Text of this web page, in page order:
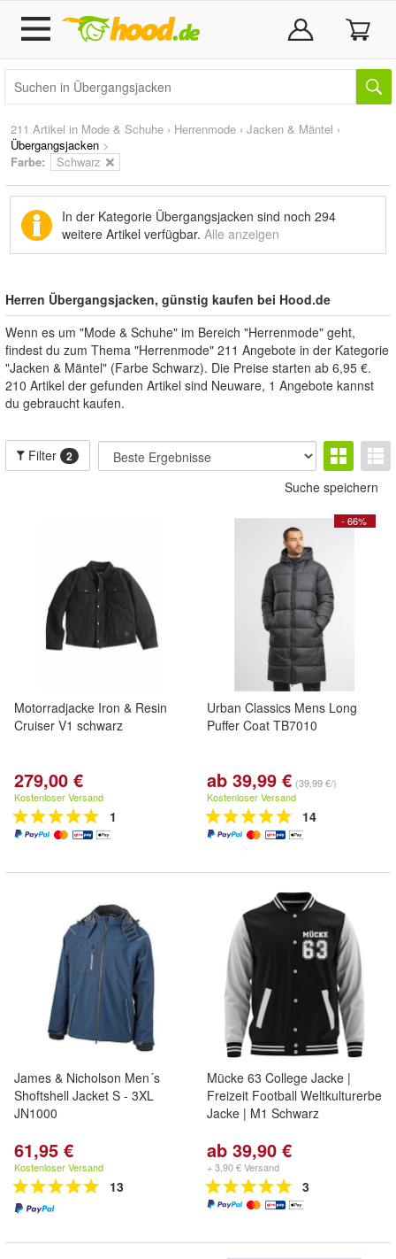
211 Artikel in Mode & Schuhe › Herrenmode › Jacken & Mäntel ›
Übergangsjacken >
Farbe:
Schwarz
In der Kategorie Übergangsjacken sind noch 294
weitere Artikel verfügbar. Alle anzeigen
Herren Übergangsjacken, günstig kaufen bei Hood.de
Wenn es um "Mode & Schuhe" im Bereich "Herrenmode" geht,
findest du zum Thema "Herrenmode" 211 Angebote in der Kategorie
"Jacken & Mäntel" (Farbe Schwarz). Die Preise starten ab 6,95 €.
210 Artikel der gefunden Artikel sind Neuware, 1 Angebote kannst
du gebraucht kaufen.
Filter 2
Suche speichern
Motorradjacke Iron & Resin
Cruiser V1 schwarz
279,00 €
Kostenloser Versand
1
- 66%
Urban Classics Mens Long
Puffer Coat TB7010
ab 39,99 € (39,99 €/)
Kostenloser Versand
14
James & Nicholson Men´s
Shoftshell Jacket S - 3XL
JN1000
61,95 €
Kostenloser Versand
13
Mücke 63 College Jacke |
Freizeit Football Weltkulturerbe
Jacke | M1 Schwarz
ab 39,90 €
+ 3,90 € Versand
3